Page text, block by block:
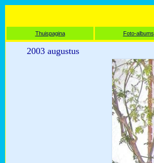
Thuispagina Foto-albums
2003 augustus